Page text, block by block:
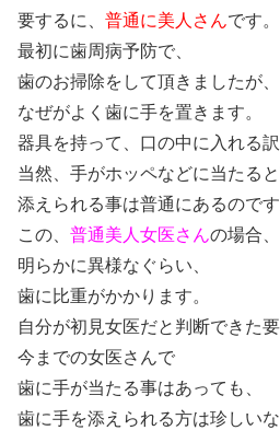
要するに、 普通に美人さんです。
最初に歯周病予防で、
歯のお掃除をして頂きましたが、
なぜがよく歯に手を置きます。
器具を持って、口の中に入れる訳
当然、手がホッペなどに当たると
添えられる事は普通にあるのです
この、 普通美人女医さんの場合、
明らかに異様なぐらい、
歯に比重がかかります。
自分が初見女医だと判断できた要
今までの女医さんで
歯に手が当たる事はあっても、
歯に手を添えられる方は珍しいな